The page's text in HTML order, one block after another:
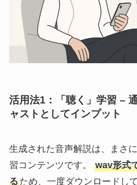
活用法1：「聴く」学習 –
ャストとしてインプット
生成された音声解説は、まさ
習コンテンツです。 wav形式
るため、一度ダウンロードし